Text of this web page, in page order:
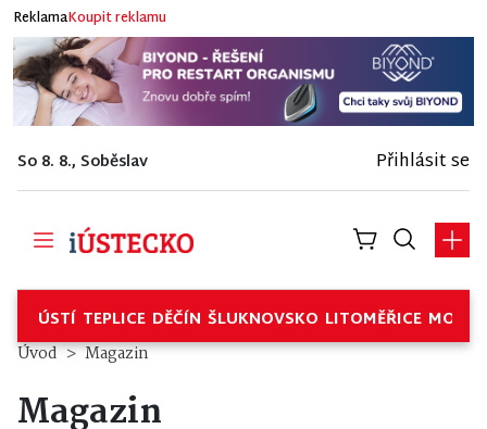
ReklamaKoupit reklamu
So 8. 8., Soběslav Přihlásit se
ÚSTÍ TEPLICE DĚČÍN ŠLUKNOVSKO LITOMĚŘICE
Úvod Magazin
Magazin